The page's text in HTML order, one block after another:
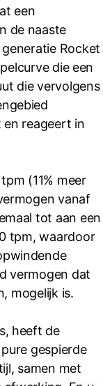
een
de naaste
Rocket
die een
die vervolgens
reageert in
(11% meer
vanaf
tot aan een
tpm, waardoor
vermogen dat
mogelijk is.
heeft de
gespierde
samen met